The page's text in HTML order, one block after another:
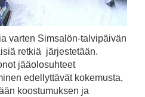
varten Simsalön-talvipäivän
retkiä järjestetään.
jääolosuhteet
edellyttävät kokemusta,
koostumuksen ja